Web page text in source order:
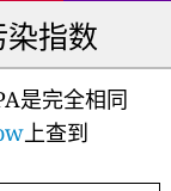
指数
是完全相同
上查到